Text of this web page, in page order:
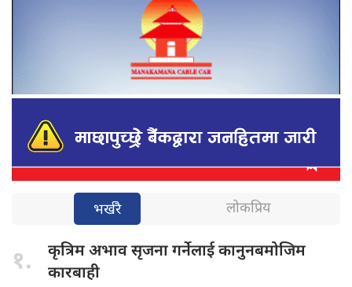
भर्खरै लोकप्रिय
१. कृत्रिम अभावसृजना गर्नेलाई कानुनबमोजिम
कारबाही